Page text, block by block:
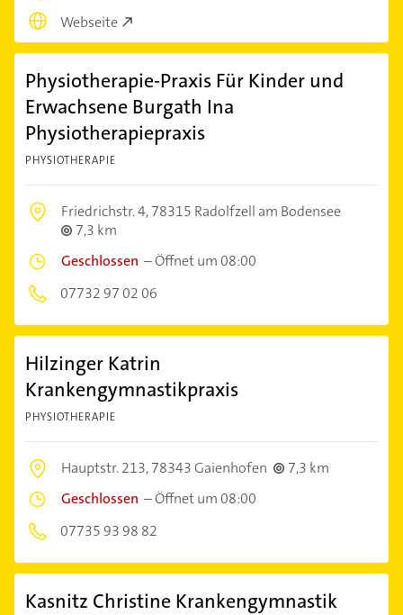
Webseite
Physiotherapie-Praxis Für Kinder und
Erwachsene Burgath Ina
Physiotherapiepraxis
PHYSIOTHERAPIE
Friedrichstr. 4,78315 Radolfzell am Bodensee
7,3 km
Geschlossen –Öffnet um 08:00
07732 97 02 06
Hilzinger Katrin
Krankengymnastikpraxis
PHYSIOTHERAPIE
Hauptstr. 213,78343 Gaienhofen
7,3 km
Geschlossen –Öffnet um 08:00
07735 93 98 82
Kasnitz Christine Krankengymnastik